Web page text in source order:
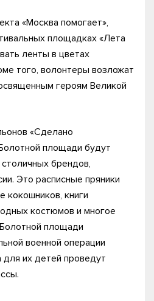
«Москва помогает»,
площадках «Лета
ленты в цветах
того, волонтеры возложат
героям Великой
«Сделано
площади будут
брендов,
Это расписные пряники
кокошников, книги
костюмов и многое
площади
военной операции
для их детей проведут